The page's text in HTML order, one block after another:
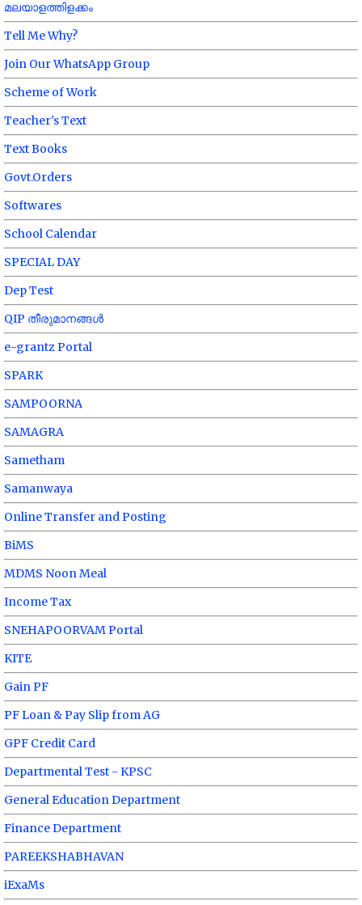
മലയാളത്തിളക്കം
Tell Me Why?
Join Our WhatsApp Group
Scheme of Work
Teacher's Text
Text Books
Govt.Orders
Softwares
School Calendar
SPECIAL DAY
Dep Test
QIP തീരുമാനങ്ങൾ
e-grantz Portal
SPARK
SAMPOORNA
SAMAGRA
Sametham
Samanwaya
Online Transfer and Posting
BiMS
MDMS Noon Meal
Income Tax
SNEHAPOORVAM Portal
KITE
Gain PF
PF Loan & Pay Slip from AG
GPF Credit Card
Departmental Test - KPSC
General Education Department
Finance Department
PAREEKSHABHAVAN
iExaMs